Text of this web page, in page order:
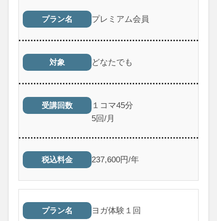
プラン名 プレミアム会員
対象 どなたでも
受講回数
１コマ45分
5回/月
税込料金 237,600円/年
プラン名 ヨガ体験１回